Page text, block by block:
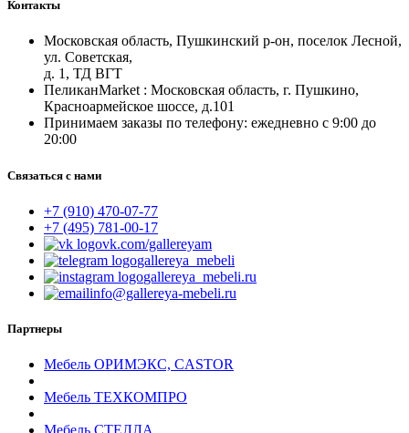
Контакты
Московская область, Пушкинский р-он, поселок Лесной,
ул. Советская,
д. 1, ТД ВГТ
ПеликанMarket : Московская область, г. Пушкино,
Красноармейское шоссе, д.101
Принимаем заказы по телефону: ежедневно с 9:00 до
20:00
Связаться с нами
+7 (910) 470-07-77
+7 (495) 781-00-17
vk.com/gallereyam
gallereya_mebeli
gallereya_mebeli.ru
info@gallereya-mebeli.ru
Партнеры
Мебель ОРИМЭКС, CASTOR
Мебель ТЕХКОМПРО